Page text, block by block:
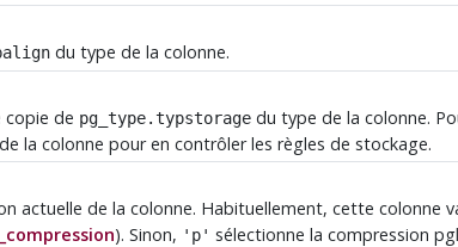
du type de la colonne.
copie de pg_type.typstorage du type de la colonne.
la colonne pour en contrôler les règles de stockage.
actuelle de la colonne. Habituellement, cette colonne
). Sinon, 'p' sélectionne la compression